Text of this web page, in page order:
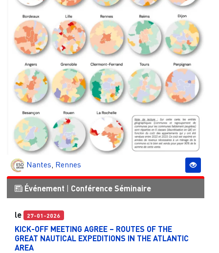
Nantes, Rennes
Événement Conférence Séminaire
le 27-01-2026
KICK-OFF MEETING AGREE – ROUTES OF THE
GREAT NAUTICAL EXPEDITIONS IN THE ATLANTIC
AREA